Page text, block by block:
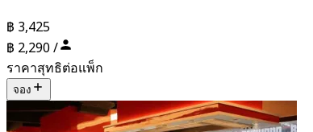
฿ 3,425
฿ 2,290 /
ราคาสุทธิต่อแพ็ก
จอง